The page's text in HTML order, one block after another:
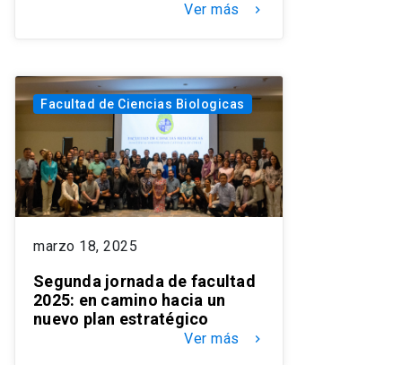
Ver más keyboard_arrow_right
Facultad de Ciencias Biologicas
marzo 18, 2025
Segunda jornada de facultad
2025: en camino hacia un
nuevo plan estratégico
Ver más keyboard_arrow_right